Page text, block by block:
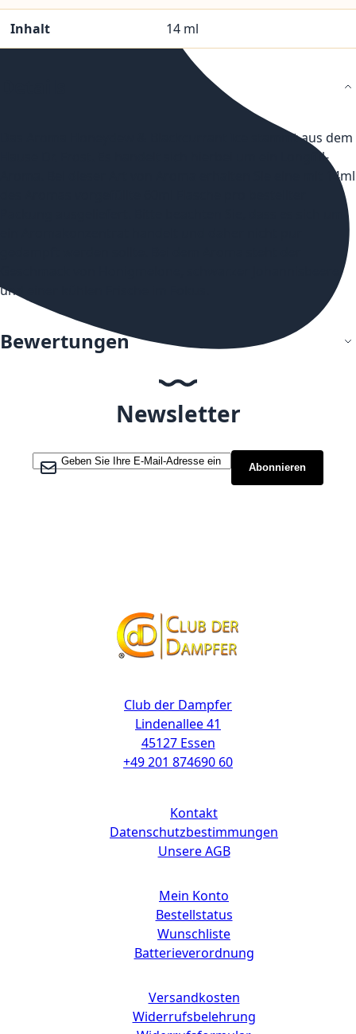
Inhalt 14 ml
Das Aroma Honeydew & Blackcurrant Ice stammt aus dem
Hause Dr. Frost. Es handelt sich hierbei um ein Longfill-
Aroma. Bei dieser Art von Aroma erhalten Sie eine mit 14ml
und einer kühlen Frische im Fokus.
Bewertungen
Newsletter
Melden Sie sich für unseren Newsletter an:
Abonnieren
Club der Dampfer
Lindenallee 41
45127 Essen
+49 201 874690 60
Kontakt
Datenschutzbestimmungen
Unsere AGB
Mein Konto
Bestellstatus
Wunschliste
Batterieverordnung
Versandkosten
Widerrufsbelehrung